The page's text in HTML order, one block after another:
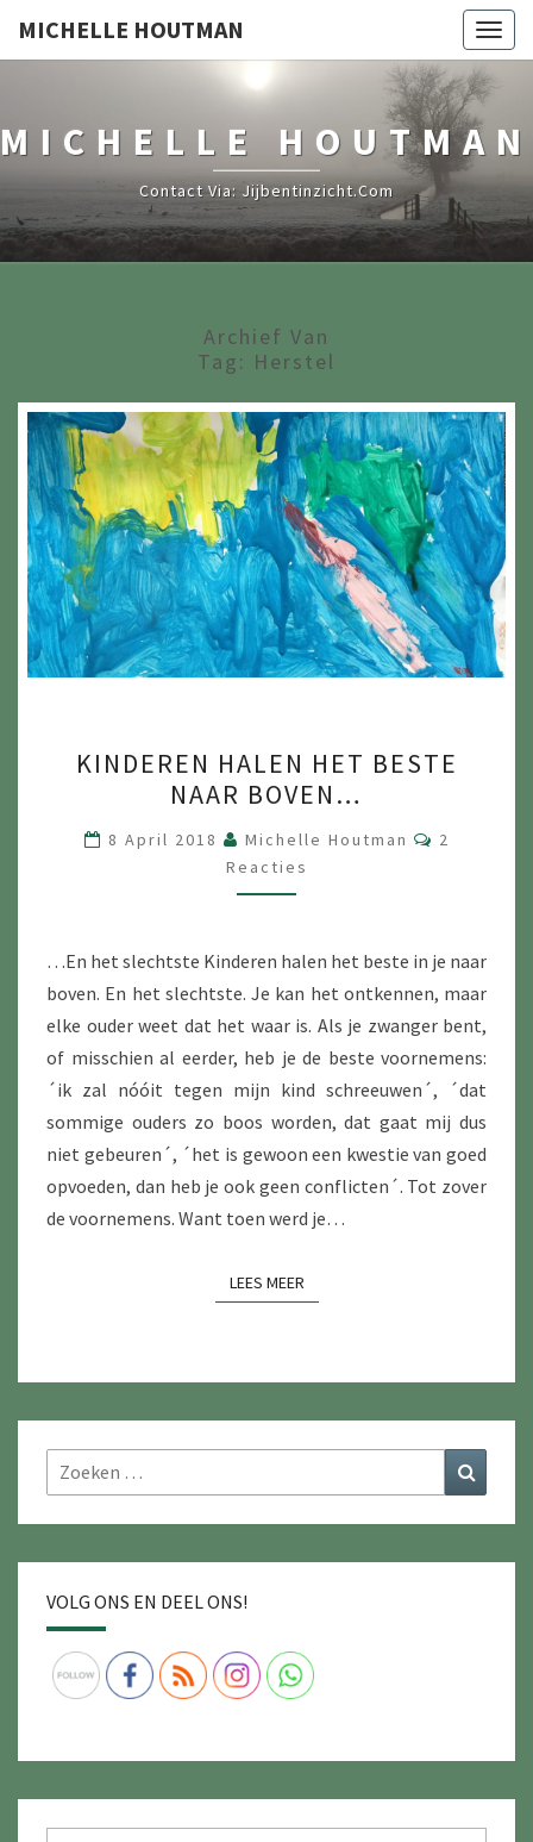
MICHELLE HOUTMAN
MICHELLE HOUTMAN
Contact Via: Jijbentinzicht.com
Archief Van
Tag: Herstel
HALEN
HET
BESTE
NAAR
BOVEN…
KINDEREN HALEN HET BESTE
NAAR BOVEN…
8 April 2018 Michelle Houtman Reacties
2
Reacties
…En het slechtste Kinderen halen het beste in je naar
boven. En het slechtste. Je kan het ontkennen, maar
elke ouder weet dat het waar is. Als je zwanger bent,
of misschien al eerder, heb je de beste voornemens:
´ik zal nóóit tegen mijn kind schreeuwen´, ´dat
sommige ouders zo boos worden, dat gaat mij dus
niet gebeuren´, ´het is gewoon een kwestie van goed
opvoeden, dan heb je ook geen conflicten´. Tot zover
de voornemens. Want toen werd je…
LEES MEERLEES MEER
Zoeken
naar:
VOLG ONS EN DEEL ONS!